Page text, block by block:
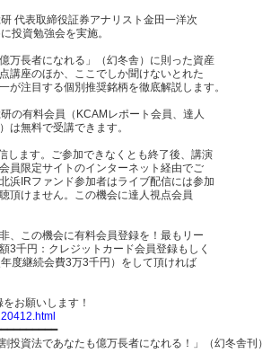
代表取締役証券アナリスト金田一洋次
投資勉強会を実施。
万長者になれる」（幻冬舎）に則った資産
講座のほか、ここでしか聞けないとれた
が注目する個別推奨銘柄を徹底解説します。
の有料会員（KCAMレポート会員、達人
は無料で受講できます。
します。ご参加できなくとも終了後、講演
員限定サイトのインターネット経由でご
浜IRファンド参加者はライブ配信には参加
頂けません。この機会に達人視点会員
、この機会に有料会員登録を！最もリー
3千円：クレジットカード会員登録もしく
度継続会費3万3千円）をして頂ければ
お願いします！
投資法であなたも億万長者になれる！」（幻冬舎刊）